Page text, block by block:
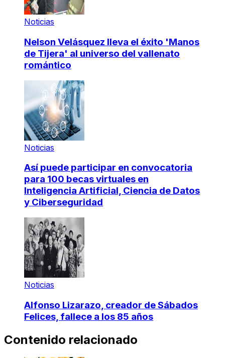
Noticias
Nelson Velásquez lleva el éxito 'Manos
de Tijera' al universo del vallenato
romántico
Noticias
Así puede participar en convocatoria
para 100 becas virtuales en
Inteligencia Artificial, Ciencia de Datos
y Ciberseguridad
Noticias
Alfonso Lizarazo, creador de Sábados
Felices, fallece a los 85 años
Contenido relacionado